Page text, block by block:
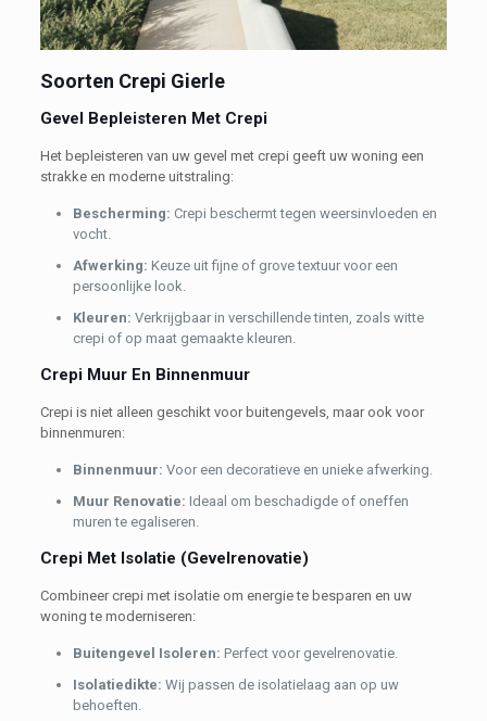
Soorten Crepi Gierle
Gevel Bepleisteren Met Crepi
Het bepleisteren van uw gevel met crepi geeft uw woning een
strakke en moderne uitstraling:
Bescherming: Crepi beschermt tegen weersinvloeden en
vocht.
Afwerking: Keuze uit fijne of grove textuur voor een
persoonlijke look.
Kleuren: Verkrijgbaar in verschillende tinten, zoals witte
crepi of op maat gemaakte kleuren.
Crepi Muur En Binnenmuur
Crepi is niet alleen geschikt voor buitengevels, maar ook voor
binnenmuren:
Binnenmuur: Voor een decoratieve en unieke afwerking.
Muur Renovatie: Ideaal om beschadigde of oneffen
muren te egaliseren.
Crepi Met Isolatie (Gevelrenovatie)
Combineer crepi met isolatie om energie te besparen en uw
woning te moderniseren:
Buitengevel Isoleren: Perfect voor gevelrenovatie.
Isolatiedikte: Wij passen de isolatielaag aan op uw
behoeften.